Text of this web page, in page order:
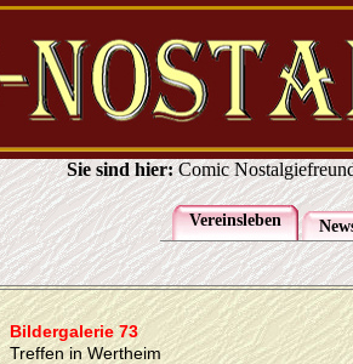
Sie sind hier:Comic
Vereinsleben
Bildergalerie 73
Treffen in Wertheim